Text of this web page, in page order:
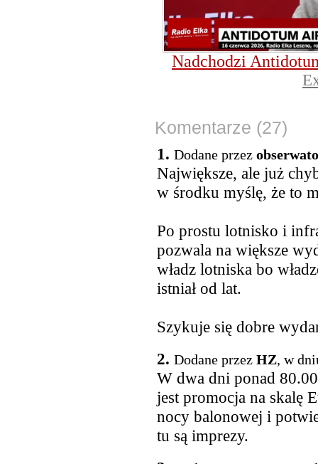
Nadchodzi
Komentarze (27)
1. Dodane przez
Największe, ale już
w środku myślę, że to
Po prostu lotnisko i
pozwala na większe
władz lotniska bo
istniał od lat.
Szykuje się dobre
2. Dodane przez HZ, w
W dwa dni ponad
jest promocja na skalę
nocy balonowej i
tu są imprezy.